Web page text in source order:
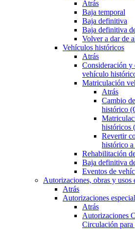
Atrás
Baja temporal
Baja definitiva
Baja definitiva
Volver a dar de
Vehículos históricos
Atrás
Consideración y
vehículo
Matriculación
Atrás
Cambio
histórico
históricos
Revertir
histórico
Rehabilitación
Baja definitiva
Eventos de
Autorizaciones, obras y usos
Atrás
Autorizaciones
Atrás
Autorizaciones
Circulación para